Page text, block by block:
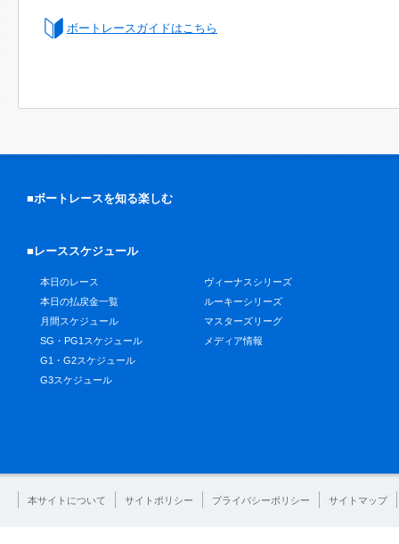
ボートレースガイドはこちら
■ボートレースを知る楽しむ
■レーススケジュール
本日のレース
本日の払戻金一覧
月間スケジュール
SG・PG1スケジュール
G1・G2スケジュール
G3スケジュール
ヴィーナスシリーズ
ルーキーシリーズ
マスターズリーグ
メディア情報
本サイトについて サイトポリシー プライバシーポリシー サイトマップ